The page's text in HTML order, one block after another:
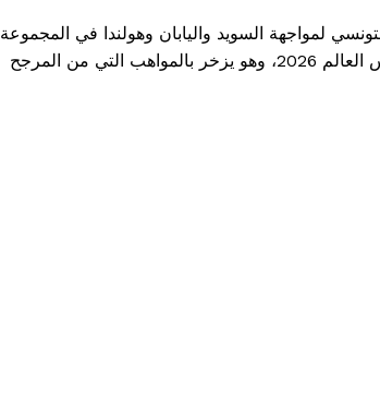
لمواجهة السويد واليابان وهولندا في المجموعة
السادسة من كأس العالم 2026، وهو يزخر بالمواهب التي من المرجح